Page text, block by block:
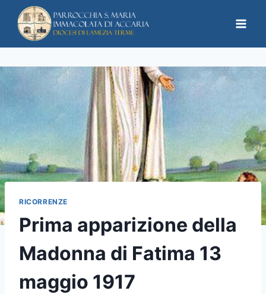
RICORRENZE
Prima apparizione della
Madonna di Fatima 13
maggio 1917